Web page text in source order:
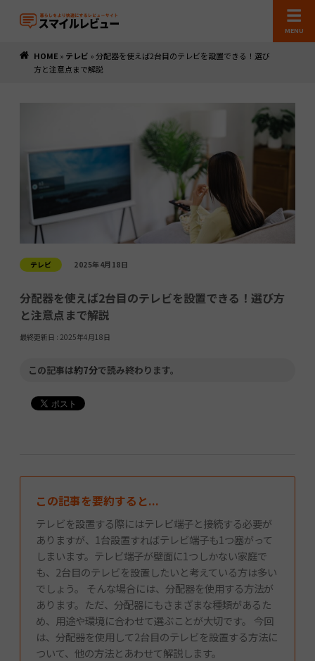
MENU
HOME » テレビ »分配器を使えば2台目のテレビを設置できる！選び
方と注意点まで解説
テレビ 2025年4月18日
分配器を使えば2台目のテレビを設置できる！選び方
と注意点まで解説
最終更新日 : 2025年4月18日
この記事は約7分で読み終わります。
この記事を要約すると...
テレビを設置する際にはテレビ端子と接続する必要が
ありますが、1台設置すればテレビ端子も1つ塞がって
しまいます。テレビ端子が壁面に1つしかない家庭で
も、2台目のテレビを設置したいと考えている方は多い
でしょう。 そんな場合には、分配器を使用する方法が
あります。ただ、分配器にもさまざまな種類があるた
め、用途や環境に合わせて選ぶことが大切です。 今回
は、分配器を使用して2台目のテレビを設置する方法に
ついて、他の方法とあわせて解説します。